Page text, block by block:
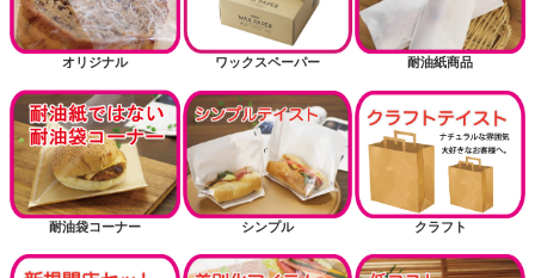
オリジナル ワックスペーパー 耐油紙商品
耐油袋コーナー シンプル クラフト